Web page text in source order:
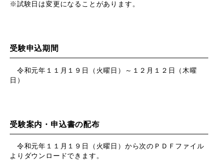
※試験日は変更になることがあります。
受験申込期間
令和元年１１月１９日（火曜日）～１２月１２日（木曜
日）
受験案内・申込書の配布
令和元年１１月１９日（火曜日）から次のＰＤＦファイル
よりダウンロードできます。